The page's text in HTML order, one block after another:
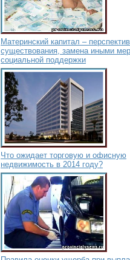
Материнский капитал –
существования, замена иными
социальной поддержки
Что ожидает торговую и офисную
недвижимость в 2014 году?